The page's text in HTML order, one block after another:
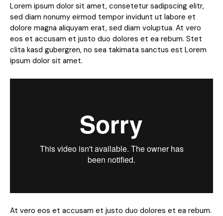
Lorem ipsum dolor sit amet, consetetur sadipscing elitr,
sed diam nonumy eirmod tempor invidunt ut labore et
dolore magna aliquyam erat, sed diam voluptua. At vero
eos et accusam et justo duo dolores et ea rebum. Stet
clita kasd gubergren, no sea takimata sanctus est Lorem
ipsum dolor sit amet.
At vero eos et accusam et justo duo dolores et ea rebum.